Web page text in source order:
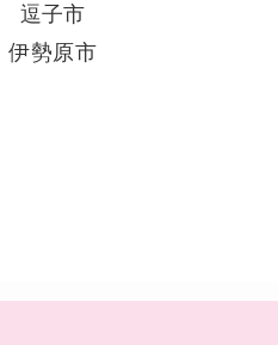
逗子市
伊勢原市